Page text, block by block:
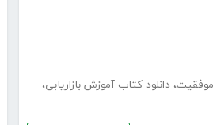
موفقیت، دانلود کتاب آموزش بازاریابی،